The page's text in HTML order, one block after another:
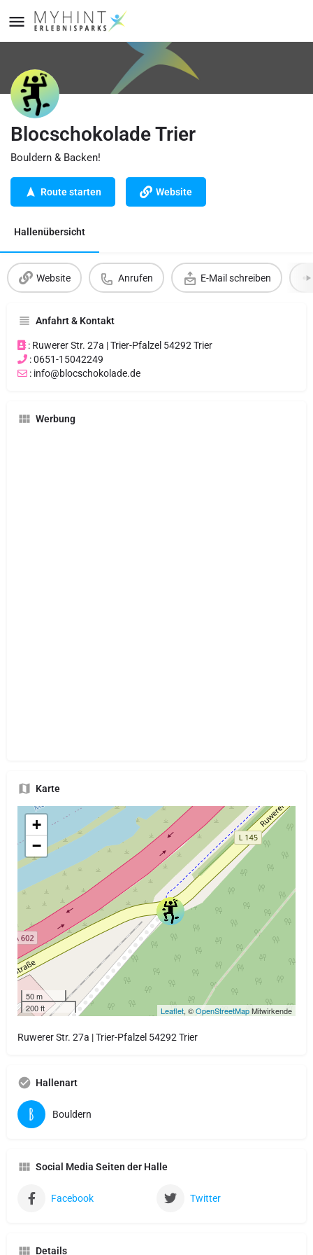
Blocschokolade Trier
Bouldern & Backen!
Route starten Website
Hallenübersicht
Website Anrufen E-Mail schreiben
Anfahrt & Kontakt
: Ruwerer Str. 27a | Trier-Pfalzel 54292 Trier
: 0651-15042249
: info@blocschokolade.de
Werbung
Karte
+
−
50 m
200 ft
Leaflet, ©OpenStreetMapMitwirkende
Ruwerer Str. 27a | Trier-Pfalzel 54292 Trier
Hallenart
Bouldern
Social Media Seiten der Halle
Facebook Twitter
Details